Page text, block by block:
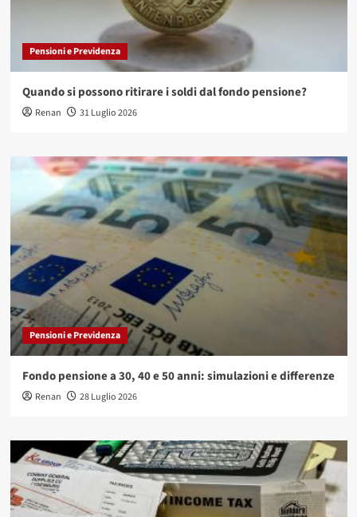
Pensioni e Previdenza
Quando si possono ritirare i soldi dal fondo pensione?
Renan 31 Luglio 2026
Pensioni e Previdenza
Fondo pensione a 30, 40 e 50 anni: simulazioni e differenze
Renan 28 Luglio 2026